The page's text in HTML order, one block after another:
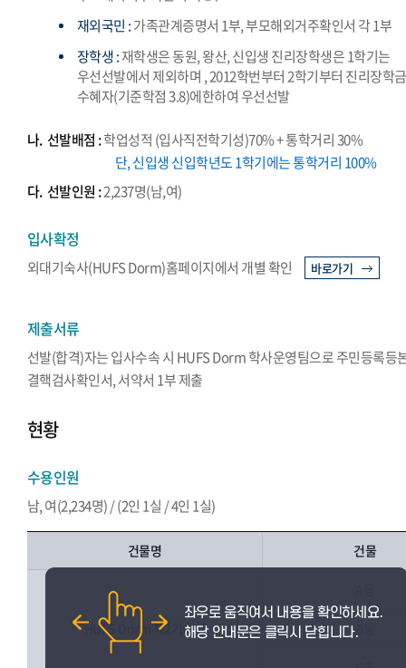
재외국민 :가족관계증명서 1부, 부모해외거주확인서 각 1부
장학생 :재학생은 동원, 왕산, 신입생 진리장학생은 1학기는
우선선발에서 제외하며 , 2012학번부터 2학기부터 진리장학금
수혜자(기준학점 3.8)에한하여 우선선발
나. 선발배점 :학업성적 (입사직전학기성)70% + 통학거리 30%
단, 신입생 신입학년도 1학기에는 통학거리 100%
다. 선발인원 :2,237명(남,여)
입사확정
외대기숙사(HUFS Dorm)홈페이지에서 개별 확인 바로가기
제출서류
선발(합격)자는 입사수속 시 HUFS Dorm 학사운영팀으로 주민등록등
결핵검사확인서, 서약서 1부 제출
현황
수용인원
남, 여(2,234명) / (2인 1실 / 4인 1실)
건물명 건물
HUFS Dorm 제2기숙사